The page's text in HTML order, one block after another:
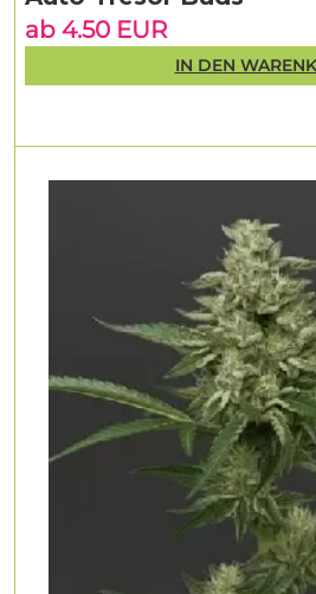
ab 4.50 EUR
IN DEN